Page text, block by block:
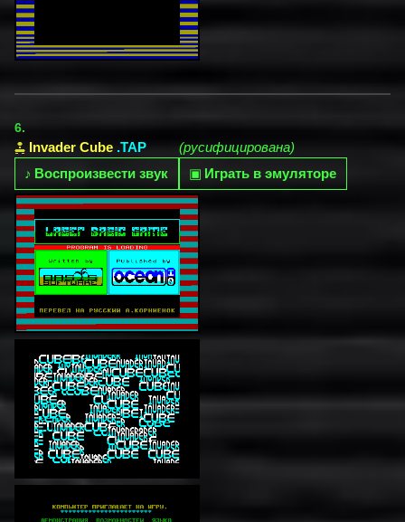
6.
Invader Cube .TAP
(русифицирована)
♪ Воспроизвести звук ▣ Играть в эмуляторе